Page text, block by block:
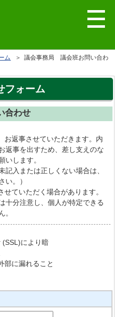
ム
＞ 議会事務局 議会班お問い合わ
フォーム
合わせ
お返事させていただきます。内
返事を出すため、差し支えのな
いします。
記入または正しくない場合は、
い。）
ていただく場合があります。
十分注意し、個人が特定できる
。
(SSL)により暗
部に漏れること